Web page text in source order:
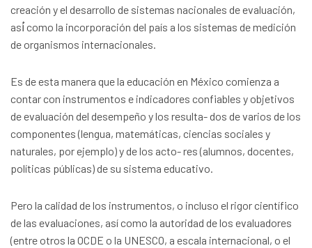
creación y el desarrollo de sistemas nacionales de evaluación,
así́ como la incorporación del país a los sistemas de medición
de organismos internacionales.
Es de esta manera que la educación en México comienza a
contar con instrumentos e indicadores confiables y objetivos
de evaluación del desempeño y los resulta- dos de varios de los
componentes (lengua, matemáticas, ciencias sociales y
naturales, por ejemplo) y de los acto- res (alumnos, docentes,
políticas públicas) de su sistema educativo.
Pero la calidad de los instrumentos, o incluso el rigor científico
de las evaluaciones, así como la autoridad de los evaluadores
(entre otros la OCDE o la UNESCO, a escala internacional, o el